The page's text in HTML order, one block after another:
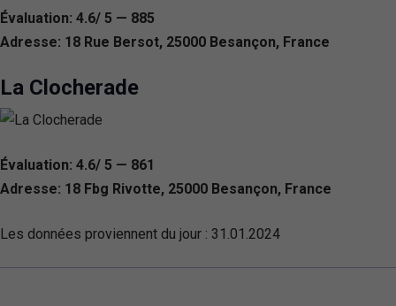
Évaluation: 4.6/ 5 — 885
Adresse: 18 Rue Bersot, 25000 Besançon, France
La Clocherade
Évaluation: 4.6/ 5 — 861
Adresse: 18 Fbg Rivotte, 25000 Besançon, France
Les données proviennent du jour : 31.01.2024